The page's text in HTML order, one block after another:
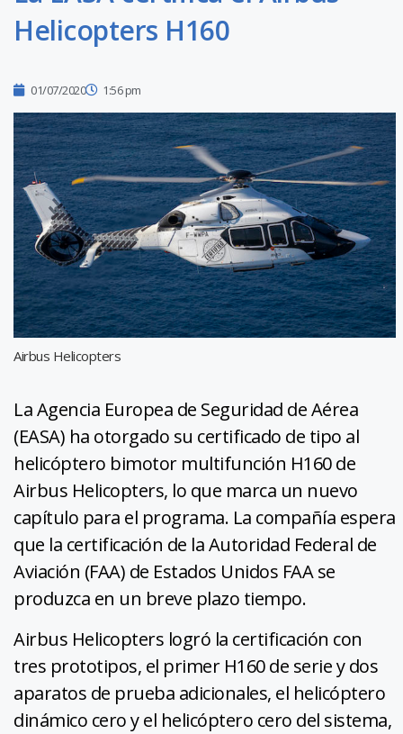
Helicopters H160
01/07/2020 1:56 pm
Airbus Helicopters
La Agencia Europea de Seguridad de Aérea
(EASA) ha otorgado su certificado de tipo al
helicóptero bimotor multifunción H160 de
Airbus Helicopters, lo que marca un nuevo
capítulo para el programa. La compañía espera
que la certificación de la Autoridad Federal de
Aviación (FAA) de Estados Unidos FAA se
produzca en un breve plazo tiempo.
Airbus Helicopters logró la certificación con
tres prototipos, el primer H160 de serie y dos
aparatos de prueba adicionales, el helicóptero
dinámico cero y el helicóptero cero del sistema,